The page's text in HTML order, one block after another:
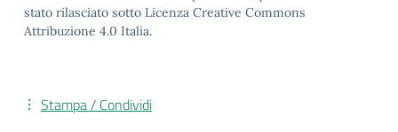
stato rilasciato sotto Licenza Creative Commons
Attribuzione 4.0 Italia.
Stampa / Condividi